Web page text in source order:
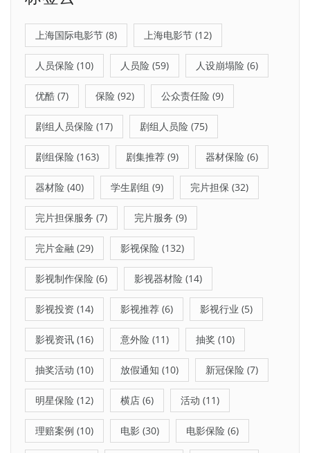
上海国际电影节 (8) 上海电影节 (12)
人员保险 (10) 人员险 (59) 人设崩塌险 (6)
优酷 (7) 保险 (92) 公众责任险 (9)
剧组人员保险 (17) 剧组人员险 (75)
剧组保险 (163) 剧集推荐 (9) 器材保险 (6)
器材险 (40) 学生剧组 (9) 完片担保 (32)
完片担保服务 (7) 完片服务 (9)
完片金融 (29) 影视保险 (132)
影视制作保险 (6) 影视器材险 (14)
影视投资 (14) 影视推荐 (6) 影视行业 (5)
影视资讯 (16) 意外险 (11) 抽奖 (10)
抽奖活动 (10) 放假通知 (10) 新冠保险 (7)
明星保险 (12) 横店 (6) 活动 (11)
理赔案例 (10) 电影 (30) 电影保险 (6)